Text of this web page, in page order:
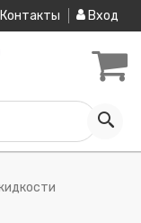
Контакты Вход